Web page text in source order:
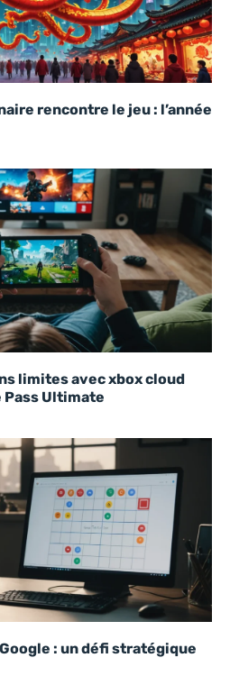
rencontre le jeu : l’année
limites avec xbox cloud
Pass Ultimate
: un défi stratégique